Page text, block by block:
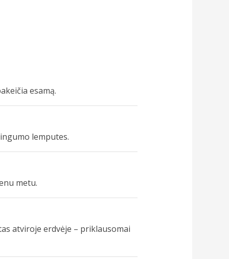
esamą.
lemputes.
metu.
atviroje erdvėje – priklausomai